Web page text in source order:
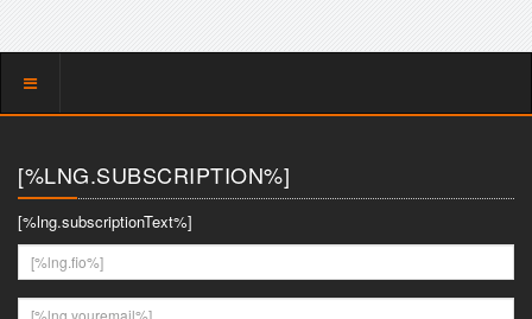
Показать
[%LNG.SUBSCRIPTION%]
[%lng.subscriptionText%]
[%lng.fio%]
[%lng.youremail%]